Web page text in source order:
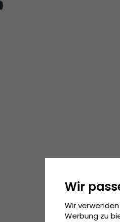
Wir
Wir
Werbung zu